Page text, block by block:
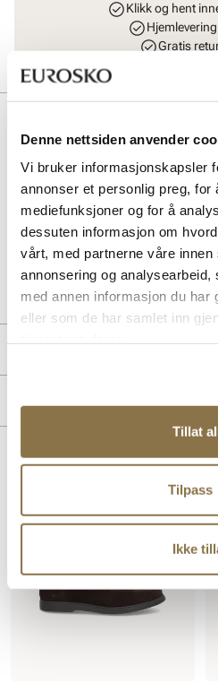
Denne nettsiden anvender
Vi bruker informasjonskapsler
annonser et personlig preg, for
mediefunksjoner og for å
dessuten informasjon om
vårt, med partnerne våre innen
annonsering og
med annen informasjon du har
eller som de har samlet inn
Tillat
Tilpass
Ikke
Klikk og hent
Gratis
Business Line er en del av
og økt komfort. Bruk av premium
innersåle og gummien i yttersålen
Art. nr03253004
Lev. art. nr 25V2185
Produktdetaljer
For:Skinn
Merke
Lignende